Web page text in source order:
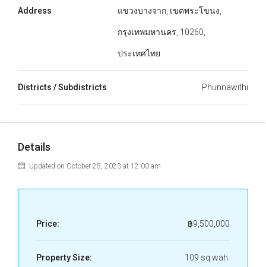
Address แขวงบางจาก, เขตพระโขนง,
กรุงเทพมหานคร, 10260,
ประเทศไทย
Districts / Subdistricts Phunnawithi
Details
Updated on October 25, 2023 at 12:00 am
Price: ฿9,500,000
Property Size: 109 sq wah.